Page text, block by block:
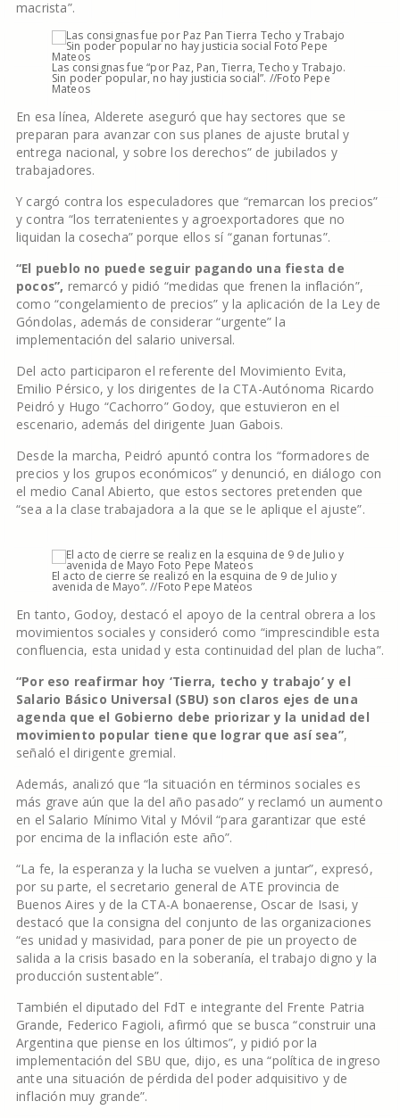
macrista”.
Las consignas fue “por Paz, Pan, Tierra, Techo y Trabajo.
Sin poder popular, no hay justicia social”. //Foto Pepe
Mateos
En esa línea, Alderete aseguró que hay sectores que se
preparan para avanzar con sus planes de ajuste brutal y
entrega nacional, y sobre los derechos” de jubilados y
trabajadores.
Y cargó contra los especuladores que “remarcan los precios”
y contra “los terratenientes y agroexportadores que no
liquidan la cosecha” porque ellos sí “ganan fortunas”.
“El pueblo no puede seguir pagando una fiesta de
pocos”, remarcó y pidió “medidas que frenen la inflación”,
como “congelamiento de precios” y la aplicación de la Ley de
Góndolas, además de considerar “urgente” la
implementación del salario universal.
Del acto participaron el referente del Movimiento Evita,
Emilio Pérsico, y los dirigentes de la CTA-Autónoma Ricardo
Peidró y Hugo “Cachorro” Godoy, que estuvieron en el
escenario, además del dirigente Juan Gabois.
Desde la marcha, Peidró apuntó contra los “formadores de
precios y los grupos económicos” y denunció, en diálogo con
el medio Canal Abierto, que estos sectores pretenden que
“sea a la clase trabajadora a la que se le aplique el ajuste”.
El acto de cierre se realizó en la esquina de 9 de Julio y
avenida de Mayo”. //Foto Pepe Mateos
En tanto, Godoy, destacó el apoyo de la central obrera a los
movimientos sociales y consideró como “imprescindible esta
confluencia, esta unidad y esta continuidad del plan de lucha”.
“Por eso reafirmar hoy ‘Tierra, techo y trabajo’ y el
Salario Básico Universal (SBU) son claros ejes de una
agenda que el Gobierno debe priorizar y la unidad del
movimiento popular tiene que lograr que así sea”,
señaló el dirigente gremial.
Además, analizó que “la situación en términos sociales es
más grave aún que la del año pasado” y reclamó un aumento
en el Salario Mínimo Vital y Móvil “para garantizar que esté
por encima de la inflación este año”.
“La fe, la esperanza y la lucha se vuelven a juntar”, expresó,
por su parte, el secretario general de ATE provincia de
Buenos Aires y de la CTA-A bonaerense, Oscar de Isasi, y
destacó que la consigna del conjunto de las organizaciones
“es unidad y masividad, para poner de pie un proyecto de
salida a la crisis basado en la soberanía, el trabajo digno y la
producción sustentable”.
También el diputado del FdT e integrante del Frente Patria
Grande, Federico Fagioli, afirmó que se busca “construir una
Argentina que piense en los últimos”, y pidió por la
implementación del SBU que, dijo, es una “política de ingreso
ante una situación de pérdida del poder adquisitivo y de
inflación muy grande”.